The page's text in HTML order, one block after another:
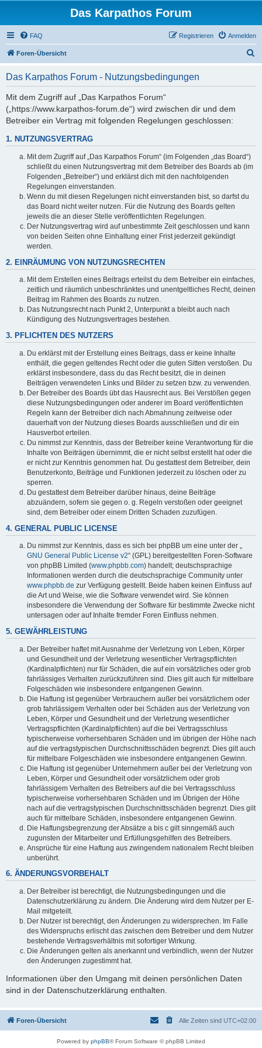
Das Karpathos Forum
FAQ Anmelden
Registrieren
Foren-Übersicht
Das Karpathos Forum - Nutzungsbedingungen
Mit dem Zugriff auf „Das Karpathos Forum“
(„https://www.karpathos-forum.de“) wird zwischen dir und dem
Betreiber ein Vertrag mit folgenden Regelungen geschlossen:
1. NUTZUNGSVERTRAG
Mit dem Zugriff auf „Das Karpathos Forum“ (im Folgenden „das Board“)
schließt du einen Nutzungsvertrag mit dem Betreiber des Boards ab (im
Folgenden „Betreiber“) und erklärst dich mit den nachfolgenden
Regelungen einverstanden.
Wenn du mit diesen Regelungen nicht einverstanden bist, so darfst du
das Board nicht weiter nutzen. Für die Nutzung des Boards gelten
jeweils die an dieser Stelle veröffentlichten Regelungen.
Der Nutzungsvertrag wird auf unbestimmte Zeit geschlossen und kann
von beiden Seiten ohne Einhaltung einer Frist jederzeit gekündigt
werden.
2. EINRÄUMUNG VON NUTZUNGSRECHTEN
Mit dem Erstellen eines Beitrags erteilst du dem Betreiber ein einfaches,
zeitlich und räumlich unbeschränktes und unentgeltliches Recht, deinen
Beitrag im Rahmen des Boards zu nutzen.
Das Nutzungsrecht nach Punkt 2, Unterpunkt a bleibt auch nach
Kündigung des Nutzungsvertrages bestehen.
3. PFLICHTEN DES NUTZERS
Du erklärst mit der Erstellung eines Beitrags, dass er keine Inhalte
enthält, die gegen geltendes Recht oder die guten Sitten verstoßen. Du
erklärst insbesondere, dass du das Recht besitzt, die in deinen
Beiträgen verwendeten Links und Bilder zu setzen bzw. zu verwenden.
Der Betreiber des Boards übt das Hausrecht aus. Bei Verstößen gegen
diese Nutzungsbedingungen oder anderer im Board veröffentlichten
Regeln kann der Betreiber dich nach Abmahnung zeitweise oder
dauerhaft von der Nutzung dieses Boards ausschließen und dir ein
Hausverbot erteilen.
Du nimmst zur Kenntnis, dass der Betreiber keine Verantwortung für die
Inhalte von Beiträgen übernimmt, die er nicht selbst erstellt hat oder die
er nicht zur Kenntnis genommen hat. Du gestattest dem Betreiber, dein
Benutzerkonto, Beiträge und Funktionen jederzeit zu löschen oder zu
sperren.
Du gestattest dem Betreiber darüber hinaus, deine Beiträge
abzuändern, sofern sie gegen o. g. Regeln verstoßen oder geeignet
sind, dem Betreiber oder einem Dritten Schaden zuzufügen.
4. GENERAL PUBLIC LICENSE
Du nimmst zur Kenntnis, dass es sich bei phpBB um eine unter der „
GNU General Public License v2“ (GPL) bereitgestellten Foren-Software
von phpBB Limited (www.phpbb.com) handelt; deutschsprachige
Informationen werden durch die deutschsprachige Community unter
www.phpbb.de zur Verfügung gestellt. Beide haben keinen Einfluss auf
die Art und Weise, wie die Software verwendet wird. Sie können
insbesondere die Verwendung der Software für bestimmte Zwecke nicht
untersagen oder auf Inhalte fremder Foren Einfluss nehmen.
5. GEWÄHRLEISTUNG
Der Betreiber haftet mit Ausnahme der Verletzung von Leben, Körper
und Gesundheit und der Verletzung wesentlicher Vertragspflichten
(Kardinalpflichten) nur für Schäden, die auf ein vorsätzliches oder grob
fahrlässiges Verhalten zurückzuführen sind. Dies gilt auch für mittelbare
Folgeschäden wie insbesondere entgangenen Gewinn.
Die Haftung ist gegenüber Verbrauchern außer bei vorsätzlichem oder
grob fahrlässigem Verhalten oder bei Schäden aus der Verletzung von
Leben, Körper und Gesundheit und der Verletzung wesentlicher
Vertragspflichten (Kardinalpflichten) auf die bei Vertragsschluss
typischerweise vorhersehbaren Schäden und im übrigen der Höhe nach
auf die vertragstypischen Durchschnittsschäden begrenzt. Dies gilt auch
für mittelbare Folgeschäden wie insbesondere entgangenen Gewinn.
Die Haftung ist gegenüber Unternehmern außer bei der Verletzung von
Leben, Körper und Gesundheit oder vorsätzlichem oder grob
fahrlässigem Verhalten des Betreibers auf die bei Vertragsschluss
typischerweise vorhersehbaren Schäden und im Übrigen der Höhe
nach auf die vertragstypischen Durchschnittsschäden begrenzt. Dies gilt
auch für mittelbare Schäden, insbesondere entgangenen Gewinn.
Die Haftungsbegrenzung der Absätze a bis c gilt sinngemäß auch
zugunsten der Mitarbeiter und Erfüllungsgehilfen des Betreibers.
Ansprüche für eine Haftung aus zwingendem nationalem Recht bleiben
unberührt.
6. ÄNDERUNGSVORBEHALT
Der Betreiber ist berechtigt, die Nutzungsbedingungen und die
Datenschutzerklärung zu ändern. Die Änderung wird dem Nutzer per E-
Mail mitgeteilt.
Der Nutzer ist berechtigt, den Änderungen zu widersprechen. Im Falle
des Widerspruchs erlischt das zwischen dem Betreiber und dem Nutzer
bestehende Vertragsverhältnis mit sofortiger Wirkung.
Die Änderungen gelten als anerkannt und verbindlich, wenn der Nutzer
den Änderungen zugestimmt hat.
Informationen über den Umgang mit deinen persönlichen Daten
sind in der Datenschutzerklärung enthalten.
Foren-Übersicht Alle Zeiten sind UTC+02:00
Powered by phpBB® Forum Software © phpBB Limited